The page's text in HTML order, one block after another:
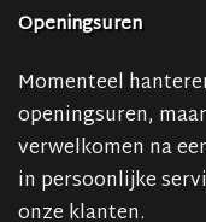
Openingsuren
Momenteel
openingsuren,
verwelkomen na
in persoonlijke
onze klanten.